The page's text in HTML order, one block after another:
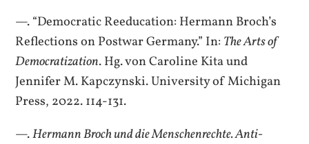
—. “Democratic Reeducation: Hermann Broch’s
Reflections on Postwar Germany.” In:The Arts of
Democratization. Hg. von Caroline Kita und
Jennifer M. Kapczynski. University of Michigan
Press, 2022. 114-131.
—.Hermann Broch und die Menschenrechte. Anti-